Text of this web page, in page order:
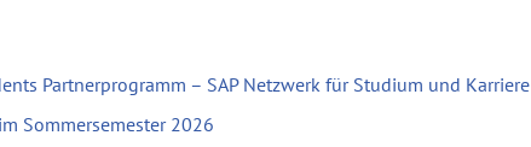
Partnerprogramm – SAP Netzwerk für Studium und Karriere
Sommersemester 2026